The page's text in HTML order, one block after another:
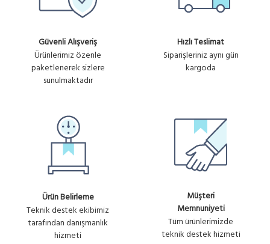
Güvenli Alışveriş
Ürünlerimiz özenle
paketlenerek sizlere
sunulmaktadır
Hızlı Teslimat
Siparişleriniz aynı gün
kargoda
Ürün Belirleme
Teknik destek ekibimiz
tarafından danışmanlık
hizmeti
Müşteri
Memnuniyeti
Tüm ürünlerimizde
teknik destek hizmeti